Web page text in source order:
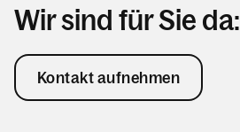
Wir sind für Sie da:
Kontakt aufnehmen